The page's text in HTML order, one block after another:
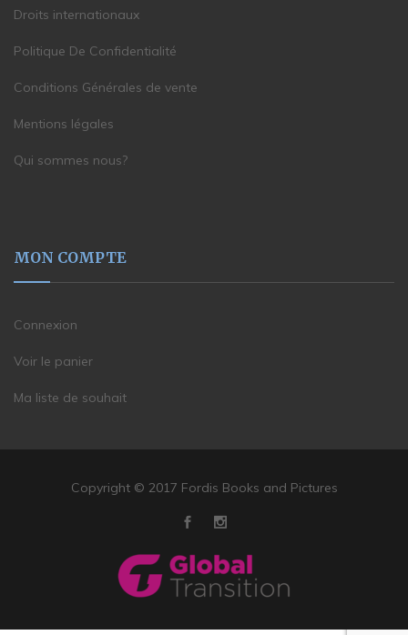
Droits internationaux
Politique De Confidentialité
Conditions Générales de vente
Mentions légales
Qui sommes nous?
MON COMPTE
Connexion
Voir le panier
Ma liste de souhait
Copyright © 2017 Fordis Books and Pictures